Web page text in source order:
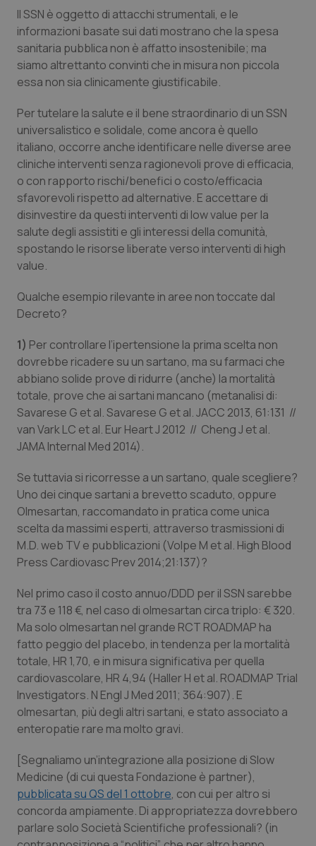
Psoriasi & pelle
Quotidiano Cardiologia
Quotidiano Chirurgia
Quotidiano Oncologia
Quotidiano Pediatria
Rene & patologie urogenitali
Salute orale & impianti
Sangue & coagulazione
Tiroide
Tumore al seno
Tumore ovarico
Tumori del Polmone & Testa Collo
Tumori gastrointestinali
Ulcera & Reflusso
Vaccini
Il SSN è oggetto di attacchi strumentali, e le
informazioni basate sui dati mostrano che la spesa
sanitaria pubblica non è affatto insostenibile; ma
siamo altrettanto convinti che in misura non piccola
essa non sia clinicamente giustificabile.
Per tutelare la salute e il bene straordinario di un SSN
universalistico e solidale, come ancora è quello
italiano, occorre anche identificare nelle diverse aree
cliniche interventi senza ragionevoli prove di efficacia,
o con rapporto rischi/benefici o costo/efficacia
sfavorevoli rispetto ad alternative. E accettare di
disinvestire da questi interventi di low value per la
salute degli assistiti e gli interessi della comunità,
spostando le risorse liberate verso interventi di high
value.
Qualche esempio rilevante in aree non toccate dal
Decreto?
1) Per controllare l’ipertensione la prima scelta non
dovrebbe ricadere su un sartano, ma su farmaci che
abbiano solide prove di ridurre (anche) la mortalità
totale, prove che ai sartani mancano (metanalisi di:
Savarese G et al. Savarese G et al. JACC 2013, 61:131 //
van Vark LC et al. Eur Heart J 2012 // Cheng J et al.
JAMA Internal Med 2014).
Se tuttavia si ricorresse a un sartano, quale scegliere?
Uno dei cinque sartani a brevetto scaduto, oppure
Olmesartan, raccomandato in pratica come unica
scelta da massimi esperti, attraverso trasmissioni di
M.D. web TV e pubblicazioni (Volpe M et al. High Blood
Press Cardiovasc Prev 2014;21:137)?
Nel primo caso il costo annuo/DDD per il SSN sarebbe
tra 73 e 118 €, nel caso di olmesartan circa triplo: € 320.
Ma solo olmesartan nel grande RCT ROADMAP ha
fatto peggio del placebo, in tendenza per la mortalità
totale, HR 1,70, e in misura significativa per quella
cardiovascolare, HR 4,94 (Haller H et al. ROADMAP Trial
Investigators. N Engl J Med 2011; 364:907). E
olmesartan, più degli altri sartani, e stato associato a
enteropatie rare ma molto gravi.
[Segnaliamo un’integrazione alla posizione di Slow
Medicine (di cui questa Fondazione è partner),
pubblicata su QS del 1 ottobre, con cui per altro si
concorda ampiamente. Di appropriatezza dovrebbero
parlare solo Società Scientifiche professionali? (in